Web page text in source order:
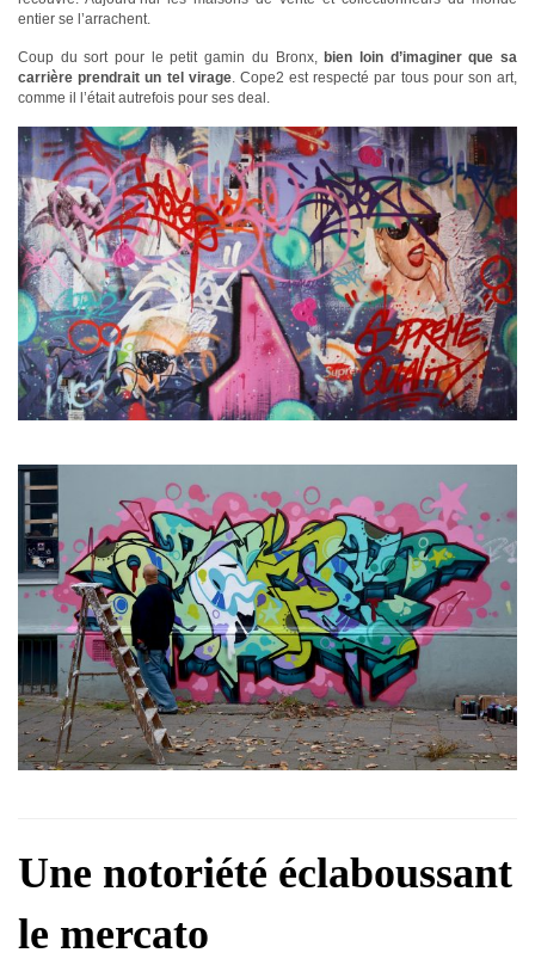
entier se l’arrachent.
Coup du sort pour le petit gamin du Bronx,bien loin d’imaginer que sa
carrière prendrait un tel virage. Cope2 est respecté par tous pour son art,
comme il l’était autrefois pour ses deal.
Une notoriété éclaboussant
le mercato